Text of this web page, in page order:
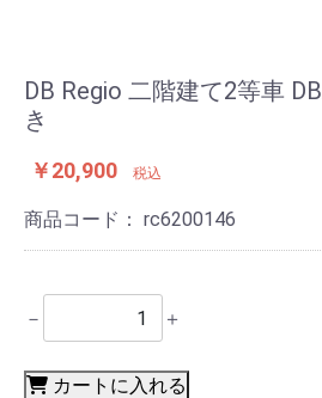
DB Regio 二階建て2等車
き
￥20,900 税込
商品コード： rc6200146
－ ＋
カートに入れる